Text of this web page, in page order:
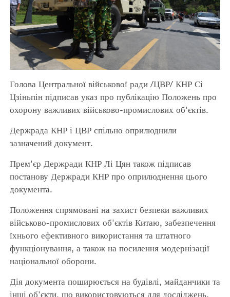
Голова Центральної військової ради /ЦВР/ КНР Сі
Цзіньпін підписав указ про публікацію Положень про
охорону важливих військово-промислових об'єктів.
Держрада КНР і ЦВР спільно оприлюднили
зазначений документ.
Прем'єр Держради КНР Лі Цян також підписав
постанову Держради КНР про оприлюднення цього
документа.
Положення спрямовані на захист безпеки важливих
військово-промислових об'єктів Китаю, забезпечення
їхнього ефективного використання та штатного
функціонування, а також на посилення модернізації
національної оборони.
Дія документа поширюється на будівлі, майданчики та
інші об'єкти, що використовуються для досліджень,